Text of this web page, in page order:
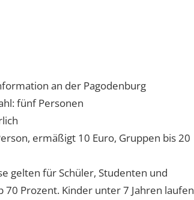
an der Pagodenburg
fünf Personen
ermäßigt 10 Euro, Gruppen bis 20
gelten für Schüler, Studenten und
70 Prozent. Kinder unter 7 Jahren laufen